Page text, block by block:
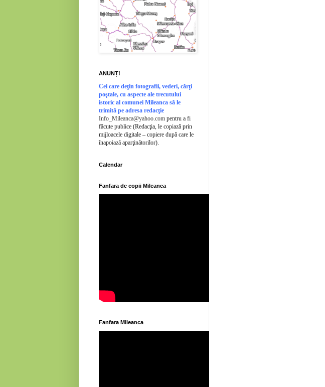
ANUNȚ!
Cei care deţin fotografii, vederi, cărţi
poştale, cu aspecte ale trecutului
istoric al comunei Mileanca să le
trimită pe adresa redacţie
Info_Mileanca@yahoo.com pentru a fi
făcute publice (Redacţia, le copiază prin
mijloacele digitale – copiere după care le
înapoiază aparţinătorilor).
Calendar
Fanfara de copii Mileanca
Fanfara Mileanca